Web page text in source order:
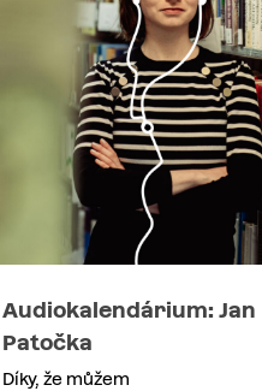
Audiokalendárium: Jan
Patočka
Díky, že můžem